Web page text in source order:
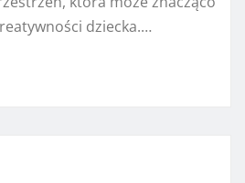
dziecka.…